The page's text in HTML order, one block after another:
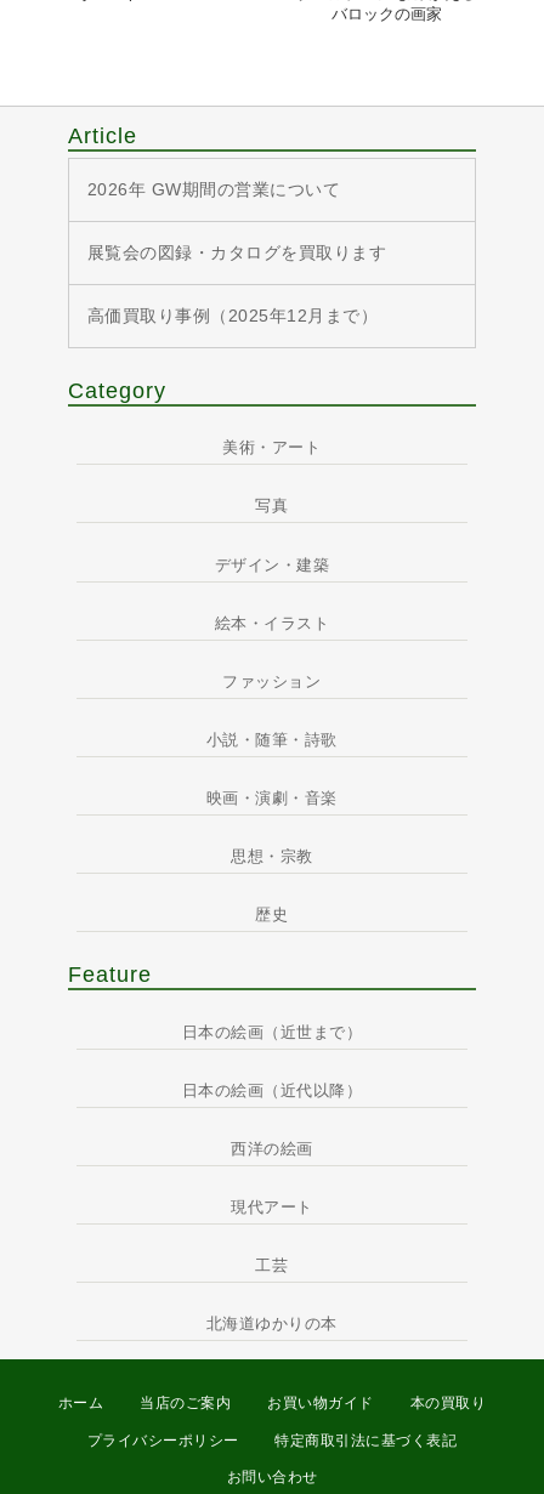
バロックの画家
Article
2026年 GW期間の営業について
展覧会の図録・カタログを買取ります
高価買取り事例（2025年12月まで）
Category
美術・アート
写真
デザイン・建築
絵本・イラスト
ファッション
小説・随筆・詩歌
映画・演劇・音楽
思想・宗教
歴史
Feature
日本の絵画（近世まで）
日本の絵画（近代以降）
西洋の絵画
現代アート
工芸
北海道ゆかりの本
ホーム 当店のご案内 お買い物ガイド 本の買取り
プライバシーポリシー 特定商取引法に基づく表記
お問い合わせ